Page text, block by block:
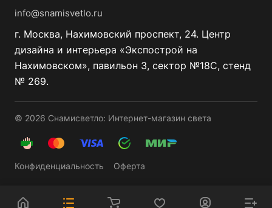
info@snamisvetlo.ru
г. Москва, Нахимовский проспект, 24. Центр
дизайна и интерьера «Экспострой на
Нахимовском», павильон 3, сектор №18С, стенд
№ 269.
© 2026 Снамисветло: Интернет-магазин света
Конфиденциальность Оферта